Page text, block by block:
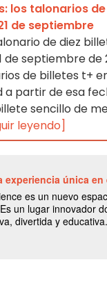
los talonarios
de septiembre
de diez
septiembre de
de billetes t+
a partir de esa
sencillo de
leyendo]